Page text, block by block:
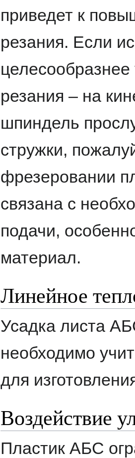
приведет к
резания. Если
целесообразнее
резания – на
шпиндель
стружки,
фрезеровании
связана с
подачи,
материал.
Линейное
Усадка листа
необходимо
для
Воздействие
Пластик АБС